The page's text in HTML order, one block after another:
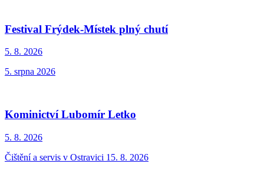
Festival Frýdek-Místek plný chutí
5. 8. 2026
5. srpna 2026
Kominictví Lubomír Letko
5. 8. 2026
Čištění a servis v Ostravici 15. 8. 2026